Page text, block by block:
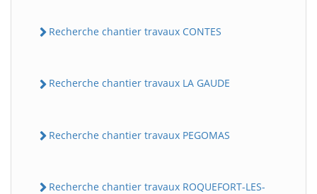
Recherche chantier travaux CONTES
Recherche chantier travaux LA GAUDE
Recherche chantier travaux PEGOMAS
Recherche chantier travaux ROQUEFORT-LES-